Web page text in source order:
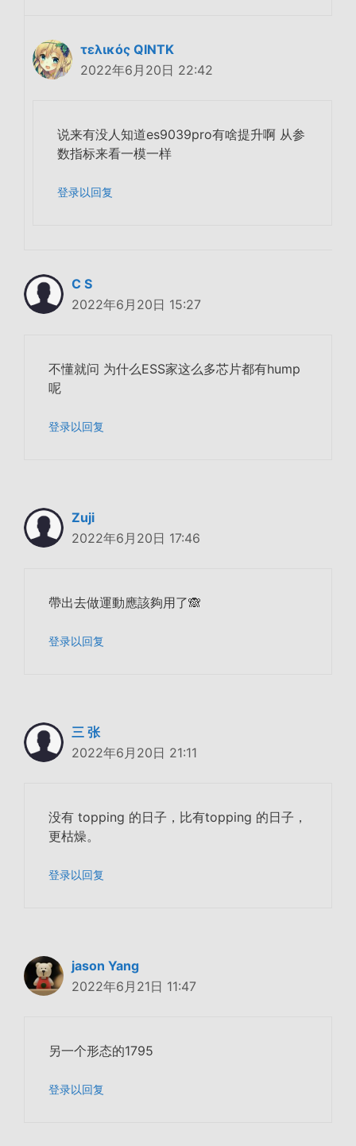
τελικός QINTK
2022年6月20日 22:42
说来有没人知道es9039pro有啥提升啊 从参
数指标来看一模一样
登录以回复
C S
2022年6月20日 15:27
不懂就问 为什么ESS家这么多芯片都有hump
呢
登录以回复
Zuji
2022年6月20日 17:46
帶出去做運動應該夠用了🙈
登录以回复
三 张
2022年6月20日 21:11
没有 topping 的日子，比有topping 的日子，
更枯燥。
登录以回复
jason Yang
2022年6月21日 11:47
另一个形态的1795
登录以回复